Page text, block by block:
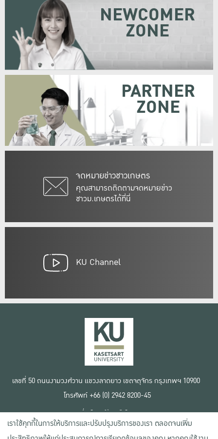
จดหมายข่าวชาวเกษตร
คุณสามารถติดตามจดหมายข่าว
ชาวม.เกษตรได้ที่นี่
NEWCOMER
ZONE
PARTNER
ZONE
KU Channel
เลขที่ 50 ถนนงามวงศ์วาน แขวงลาดยาว เขตจตุจักร กรุงเทพฯ 10900
โทรศัพท์ +66 (0) 2942 8200-45
เงื่อนไขการใช้งานเว็บไซต์
ข้อตกลงด้านสิทธิ์ใช้งาน
นโยบายความเป็นส่วนตัว
เราใช้คุกกี้ในการให้บริการและปรับปรุงบริการของเรา ตลอดจนเพิ่ม